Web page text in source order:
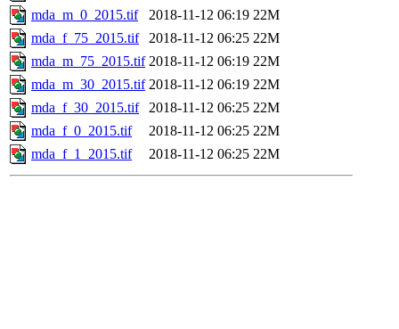
mda_m_0_2015.tif
2018-11-12 06:19 22M
mda_f_75_2015.tif
2018-11-12 06:25 22M
mda_m_75_2015.tif 2018-11-12 06:19 22M
mda_m_30_2015.tif 2018-11-12 06:19 22M
mda_f_30_2015.tif
2018-11-12 06:25 22M
mda_f_0_2015.tif
2018-11-12 06:25 22M
mda_f_1_2015.tif
2018-11-12 06:25 22M